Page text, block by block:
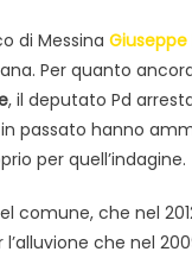
di Messina
Per quanto
, il deputato Pd
passato hanno
per quell’indagine.
che nel
che nel